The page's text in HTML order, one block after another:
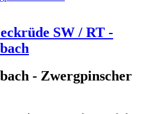
SW / RT -
- Zwergpinscher